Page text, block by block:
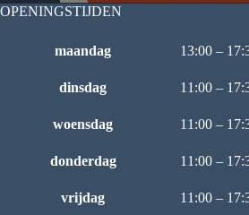
OPENINGSTIJDEN
maandag 13:00 –
dinsdag 11:00 –
woensdag 11:00 –
donderdag 11:00 –
vrijdag 11:00 –